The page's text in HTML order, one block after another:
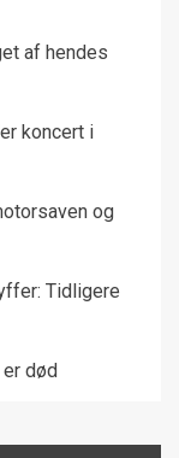
af hendes
koncert i
og
Tidligere
død